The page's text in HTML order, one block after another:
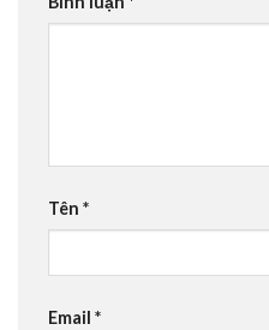
Tên *
Email *